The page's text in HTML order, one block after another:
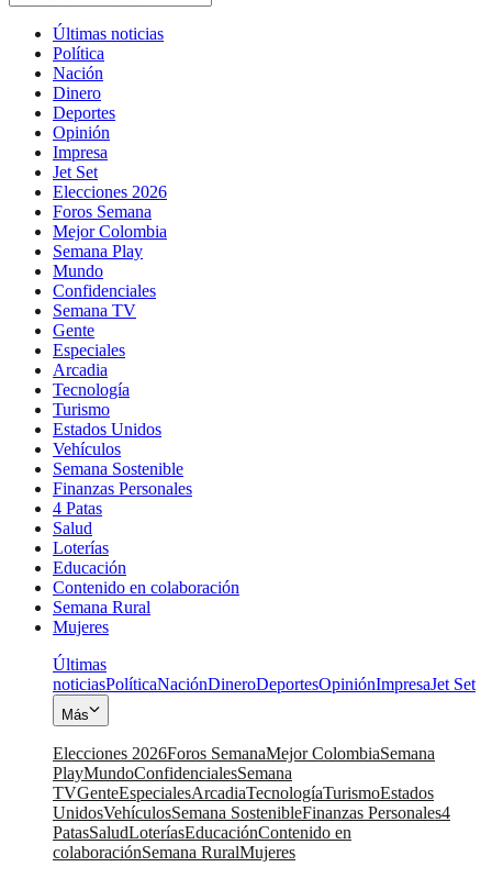
Últimas noticias
Política
Nación
Dinero
Deportes
Opinión
Impresa
Jet Set
Elecciones 2026
Foros Semana
Mejor Colombia
Semana Play
Mundo
Confidenciales
Semana TV
Gente
Especiales
Arcadia
Tecnología
Turismo
Estados Unidos
Vehículos
Semana Sostenible
Finanzas Personales
4 Patas
Salud
Loterías
Educación
Contenido en colaboración
Semana Rural
Mujeres
Últimas
noticiasPolíticaNaciónDineroDeportesOpiniónImpresaJet Set
Más
Elecciones 2026Foros SemanaMejor ColombiaSemana
PlayMundoConfidencialesSemana
TVGenteEspecialesArcadiaTecnologíaTurismoEstados
UnidosVehículosSemana SostenibleFinanzas Personales4
PatasSaludLoteríasEducaciónContenido en
colaboraciónSemana RuralMujeres